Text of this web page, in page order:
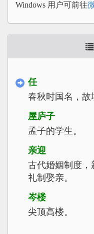
Windows 用户可前往
任
春秋时国名，故
屋庐子
孟子的学生。
亲迎
古代婚姻制度，
礼制娶亲。
岑楼
尖顶高楼。